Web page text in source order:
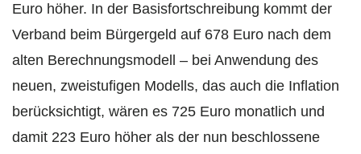
Euro höher. In der Basisfortschreibung kommt der
Verband beim Bürgergeld auf 678 Euro nach dem
alten Berechnungsmodell – bei Anwendung des
neuen, zweistufigen Modells, das auch die Inflation
berücksichtigt, wären es 725 Euro monatlich und
damit 223 Euro höher als der nun beschlossene